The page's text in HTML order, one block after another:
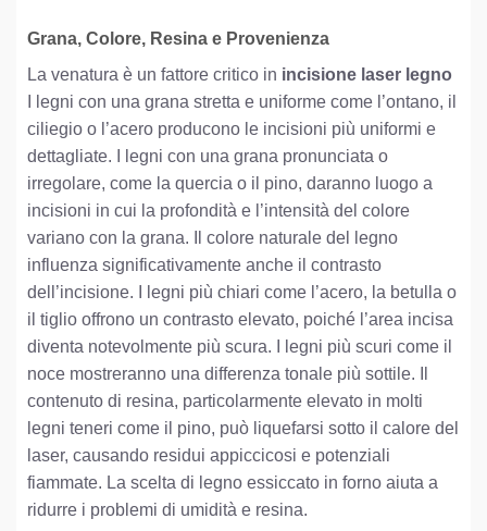
Grana, Colore, Resina e Provenienza
La venatura è un fattore critico in incisione laser legno
I legni con una grana stretta e uniforme come l’ontano, il
ciliegio o l’acero producono le incisioni più uniformi e
dettagliate. I legni con una grana pronunciata o
irregolare, come la quercia o il pino, daranno luogo a
incisioni in cui la profondità e l’intensità del colore
variano con la grana. Il colore naturale del legno
influenza significativamente anche il contrasto
dell’incisione. I legni più chiari come l’acero, la betulla o
il tiglio offrono un contrasto elevato, poiché l’area incisa
diventa notevolmente più scura. I legni più scuri come il
noce mostreranno una differenza tonale più sottile. Il
contenuto di resina, particolarmente elevato in molti
legni teneri come il pino, può liquefarsi sotto il calore del
laser, causando residui appiccicosi e potenziali
fiammate. La scelta di legno essiccato in forno aiuta a
ridurre i problemi di umidità e resina.